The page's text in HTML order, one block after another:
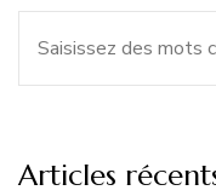
Articles